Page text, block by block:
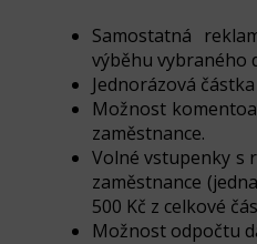
Samostatná
výběhu vybraného
Jednorázová
Možnost
zaměstnance.
Volné vstupenky s
zaměstnance
500 Kč z celkové
Možnost odpočtu